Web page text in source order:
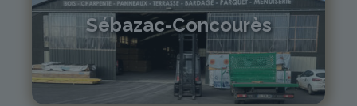
Sébazac-Concourès
05 81 55 83 89
monistrol@gabriel-sa.fr